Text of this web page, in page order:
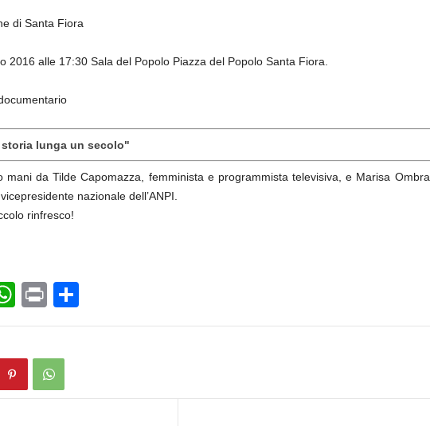
di Santa Fiora
2016 alle 17:30 Sala del Popolo Piazza del Popolo Santa Fiora.
storia lunga un secolo"
mani da Tilde Capomazza, femminista e programmista televisiva, e Marisa Ombra,
nazionale dell’ANPI.
rinfresco!
W
h
s
A
Pr
in o
vi